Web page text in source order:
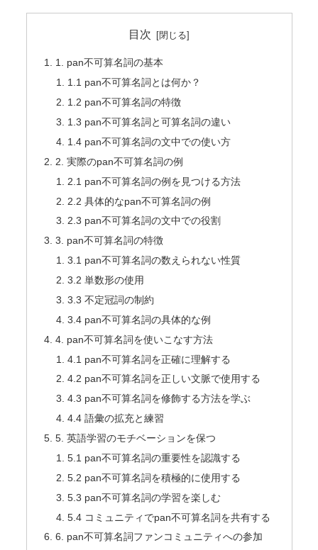
目次
1. pan不可算名詞の基本
1.1 pan不可算名詞とは何か？
1.2 pan不可算名詞の特徴
1.3 pan不可算名詞と可算名詞の違い
1.4 pan不可算名詞の文中での使い方
2. 実際のpan不可算名詞の例
2.1 pan不可算名詞の例を見つける方法
2.2 具体的なpan不可算名詞の例
2.3 pan不可算名詞の文中での役割
3. pan不可算名詞の特徴
3.1 pan不可算名詞の数えられない性質
3.2 単数形の使用
3.3 不定冠詞の制約
3.4 pan不可算名詞の具体的な例
4. pan不可算名詞を使いこなす方法
4.1 pan不可算名詞を正確に理解する
4.2 pan不可算名詞を正しい文脈で使用する
4.3 pan不可算名詞を修飾する方法を学ぶ
4.4 語彙の拡充と練習
5. 英語学習のモチベーションを保つ
5.1 pan不可算名詞の重要性を認識する
5.2 pan不可算名詞を積極的に使用する
5.3 pan不可算名詞の学習を楽しむ
5.4 コミュニティでpan不可算名詞を共有する
6. pan不可算名詞ファンコミュニティへの参加